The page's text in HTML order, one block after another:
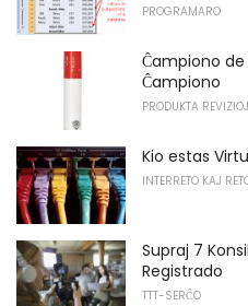
PROGRAMARO
Ĉampiono
Ĉampiono
PRODUKTA REVIZIOJ
Kio estas
INTERRETO KAJ
Supraj 7
Registrado
TTT-SERĈO